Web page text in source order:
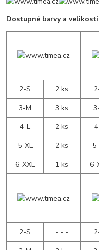
Dostupné barvy a velikosti:
2-S
2 ks
3-M
3 ks
4-L
2 ks
5-XL
2 ks
6-XXL
1 ks
6-
2-S
- - -